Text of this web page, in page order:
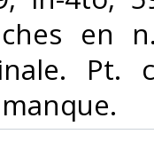
en
Pt.